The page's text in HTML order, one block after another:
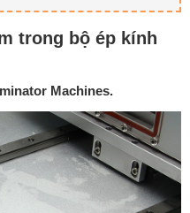
trong bộ ép kính
Machines.